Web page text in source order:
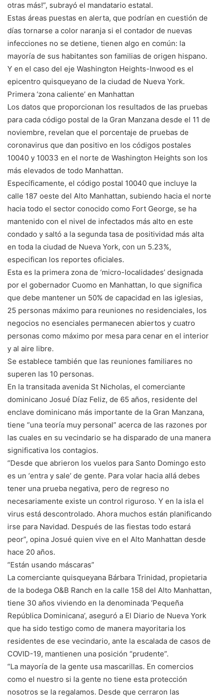
otras más!”, subrayó el mandatario estatal.
Estas áreas puestas en alerta, que podrían en cuestión de
días tornarse a color naranja si el contador de nuevas
infecciones no se detiene, tienen algo en común: la
mayoría de sus habitantes son familias de origen hispano.
Y en el caso del eje Washington Heights-Inwood es el
epicentro quisqueyano de la ciudad de Nueva York.
Primera ‘zona caliente’ en Manhattan
Los datos que proporcionan los resultados de las pruebas
para cada código postal de la Gran Manzana desde el 11 de
noviembre, revelan que el porcentaje de pruebas de
coronavirus que dan positivo en los códigos postales
10040 y 10033 en el norte de Washington Heights son los
más elevados de todo Manhattan.
Específicamente, el código postal 10040 que incluye la
calle 187 oeste del Alto Manhattan, subiendo hacia el norte
hacia todo el sector conocido como Fort George, se ha
mantenido con el nivel de infectados más alto en este
condado y saltó a la segunda tasa de positividad más alta
en toda la ciudad de Nueva York, con un 5.23%,
especifican los reportes oficiales.
Esta es la primera zona de ‘micro-localidades’ designada
por el gobernador Cuomo en Manhattan, lo que significa
que debe mantener un 50% de capacidad en las iglesias,
25 personas máximo para reuniones no residenciales, los
negocios no esenciales permanecen abiertos y cuatro
personas como máximo por mesa para cenar en el interior
y al aire libre.
Se establece también que las reuniones familiares no
superen las 10 personas.
En la transitada avenida St Nicholas, el comerciante
dominicano Josué Díaz Feliz, de 65 años, residente del
enclave dominicano más importante de la Gran Manzana,
tiene “una teoría muy personal” acerca de las razones por
las cuales en su vecindario se ha disparado de una manera
significativa los contagios.
“Desde que abrieron los vuelos para Santo Domingo esto
es un ‘entra y sale’ de gente. Para volar hacia allá debes
tener una prueba negativa, pero de regreso no
necesariamente existe un control riguroso. Y en la isla el
virus está descontrolado. Ahora muchos están planificando
irse para Navidad. Después de las fiestas todo estará
peor”, opina Josué quien vive en el Alto Manhattan desde
hace 20 años.
“Están usando máscaras”
La comerciante quisqueyana Bárbara Trinidad, propietaria
de la bodega O&B Ranch en la calle 158 del Alto Manhattan,
tiene 30 años viviendo en la denominada ‘Pequeña
República Dominicana’, aseguró a El Diario de Nueva York
que ha sido testigo como de manera mayoritaria los
residentes de ese vecindario, ante la escalada de casos de
COVID-19, mantienen una posición “prudente”.
“La mayoría de la gente usa mascarillas. En comercios
como el nuestro si la gente no tiene esta protección
nosotros se la regalamos. Desde que cerraron las